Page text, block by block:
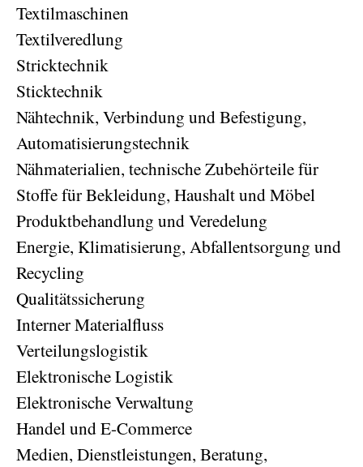
Textilmaschinen
Textilveredlung
Stricktechnik
Sticktechnik
Nähtechnik, Verbindung und Befestigung,
Automatisierungstechnik
Nähmaterialien, technische Zubehörteile für
Stoffe für Bekleidung, Haushalt und Möbel
Produktbehandlung und Veredelung
Energie, Klimatisierung, Abfallentsorgung und
Recycling
Qualitätssicherung
Interner Materialfluss
Verteilungslogistik
Elektronische Logistik
Elektronische Verwaltung
Handel und E-Commerce
Medien, Dienstleistungen, Beratung,